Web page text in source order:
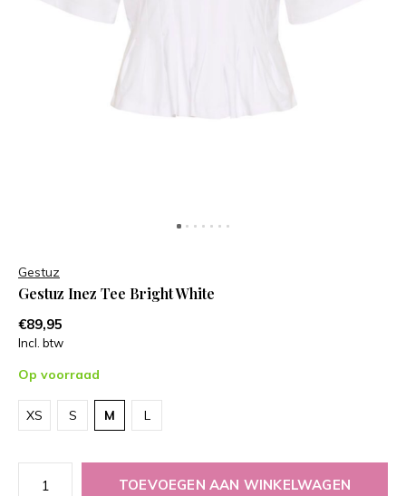
Gestuz
Gestuz Inez Tee Bright White
€89,95
Incl. btw
Op voorraad
XS S M L
TOEVOEGEN AAN WINKELWAGEN